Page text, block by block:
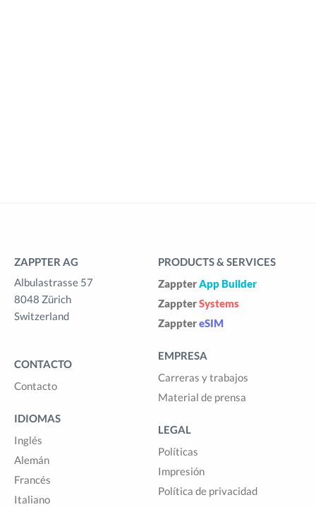
ZAPPTER AG
Albulastrasse 57
8048 Zürich
Switzerland
CONTACTO
Contacto
IDIOMAS
Inglés
Alemán
Francés
Italiano
PRODUCTS & SERVICES
ZappterApp Builder
ZappterSystems
ZapptereSIM
EMPRESA
Carreras y trabajos
Material de prensa
LEGAL
Políticas
Impresión
Política de privacidad